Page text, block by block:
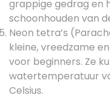
grappige gedrag en
schoonhouden van
Neon tetra’s
kleine, vreedzame
voor beginners. Ze
watertemperatuur
Celsius.